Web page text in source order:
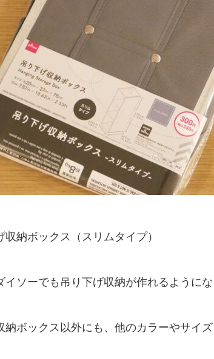
収納ボックス（スリムタイプ）
イソーでも吊り下げ収納が作れるようにな
納ボックス以外にも、他のカラーやサイズ